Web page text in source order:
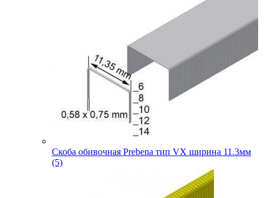
Скоба обивочная Prebena тип VX ширина 11.3мм
(5)